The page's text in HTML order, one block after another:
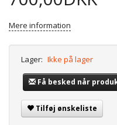
Mere information
Lager: Ikke på lager
Få besked når
Tilføj ønskeliste